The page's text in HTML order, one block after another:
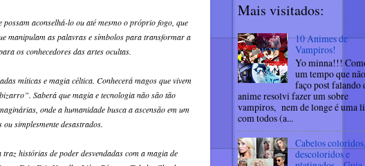
aconselhá-lo ou até mesmo o próprio fogo, que
manipulam as palavras e símbolos para transformar a
os conhecedores das artes ocultas.
míticas e magia céltica. Conhecerá magos que vivem
Saberá que magia e tecnologia não são tão
onde a humanidade busca a ascensão em um
simplesmente desastrados.
histórias de poder desvendadas com a magia de
Mais visitados:
10 Animes de
Vampiros!
Yo minna!!!
um tempo que não
faço post falando
anime resolvi fazer um sobre
vampiros, nem de longe é uma
com todos (a...
Cabelos coloridos,
descoloridos e